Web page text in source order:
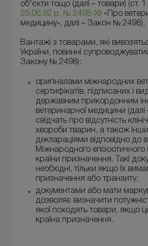
об'єкти тощо (далі – товари) (ст. 1
25.06.92 р. № 2498-XII
«Про
медицину», далі – Закон № 2498).
Вантажі з товарами, які
України, повинні
Закону № 2498):
оригіналами міжнародних
сертифікатів, підписаних і
державним прикордонним
ветеринарної медицини (далі
свідчать про відсутність
хвороби тварин, а також
деклараціями відповідно до
Міжнародного
країни призначення. Такі
необхідні, тільки якщо їх
призначення або транзиту;
документами або мати
дозволяє визначити
якої походять товари, якщо
країна призначення.